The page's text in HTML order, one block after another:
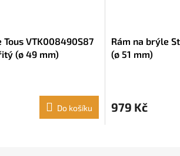
Tous VTK008490S87
(ø 49 mm)
Do košíku
Rám na brýle
(ø 51 mm)
979 Kč